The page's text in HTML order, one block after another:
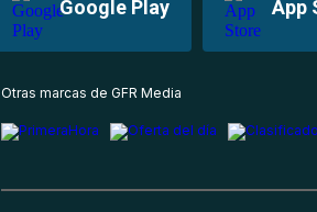
Google Play App
Otras marcas de GFR Media